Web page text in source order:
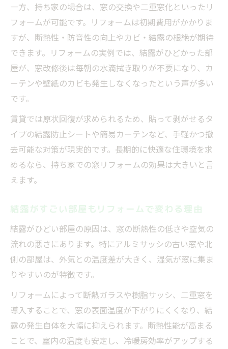
一方、持ち家の場合は、窓の交換や二重窓化といったリ
フォームが可能です。リフォームは初期費用がかかりま
すが、断熱性・防音性の向上やカビ・結露の根絶が期待
できます。リフォームの実例では、結露がひどかった部
屋が、窓改修後は毎朝の水滴拭き取りが不要になり、カ
ーテンや壁紙のカビも発生しなくなったという声が多い
です。
賃貸では原状回復が求められるため、貼って剥がせるタ
イプの結露防止シートや簡易カーテンなど、手軽かつ撤
去可能な対策が現実的です。長期的に快適な住環境を求
めるなら、持ち家での窓リフォームの効果は大きいと言
えます。
結露がすごい部屋もリフォームで変わる理由
結露がひどい部屋の原因は、窓の断熱性の低さや空気の
流れの悪さにあります。特にアルミサッシの古い窓や北
側の部屋は、外気との温度差が大きく、湿気が窓に集ま
りやすいのが特徴です。
リフォームによって断熱ガラスや樹脂サッシ、二重窓を
導入することで、窓の表面温度が下がりにくくなり、結
露の発生自体を大幅に抑えられます。断熱性能が高まる
ことで、室内の温度も安定し、冷暖房効率がアップする